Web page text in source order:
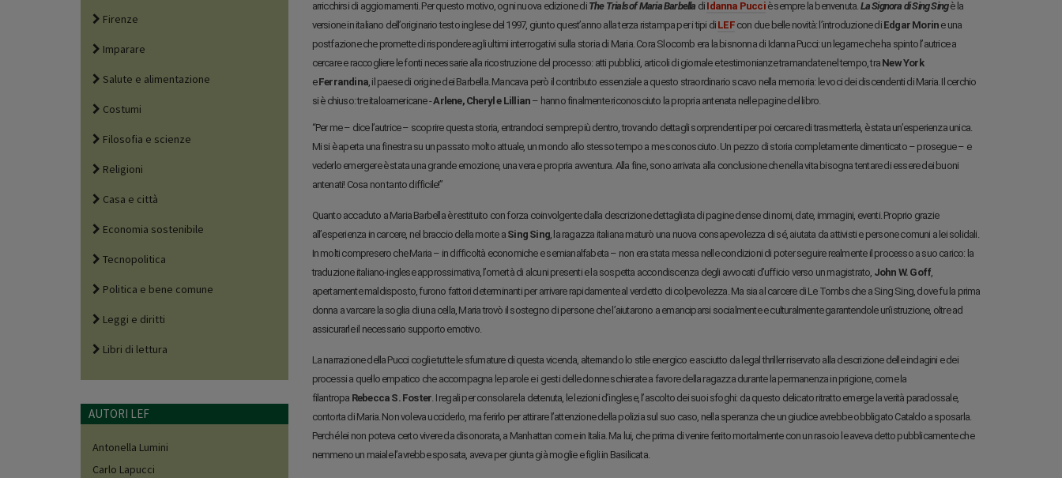
arricchirsi di aggiornamenti. Per questo motivo, ogni nuova edizione di The Trials of Maria Barbella di Idanna Pucciè sempre la benvenuta. La Signora di Sing Singè la
versione in italiano dell’originario testo inglese del 1997, giunto quest’anno alla terza ristampa per i tipi di LEFcon due belle novità: l’introduzione di Edgar Morin e una
postfazione che promette di rispondere agli ultimi interrogativi sulla storia di Maria. Cora Slocomb era la bisnonna di Idanna Pucci: un legame che ha spinto l’autrice a
cercare e raccogliere le fonti necessarie alla ricostruzione del processo: atti pubblici, articoli di giornale e testimonianze tramandate nel tempo, tra New York
eFerrandina, il paese di origine dei Barbella. Mancava però il contributo essenziale a questo straordinario scavo nella memoria: le voci dei discendenti di Maria. Il cerchio
si è chiuso: tre italoamericane -Arlene, Cheryl e Lillian – hanno finalmente riconosciuto la propria antenata nelle pagine del libro.
“Per me – dice l’autrice – scoprire questa storia, entrandoci sempre più dentro, trovando dettagli sorprendenti per poi cercare di trasmetterla, è stata un’esperienza unica.
Mi si è aperta una finestra su un passato molto attuale, un mondo allo stesso tempo a me sconosciuto. Un pezzo di storia completamente dimenticato – prosegue – e
vederlo emergere è stata una grande emozione, una vera e propria avventura. Alla fine, sono arrivata alla conclusione che nella vita bisogna tentare di essere dei buoni
antenati! Cosa non tanto difficile!”
Quanto accaduto a Maria Barbella è restituito con forza coinvolgente dalla descrizione dettagliata di pagine dense di nomi, date, immagini, eventi. Proprio grazie
all’esperienza in carcere, nel braccio della morte a Sing Sing, la ragazza italiana maturò una nuova consapevolezza di sé, aiutata da attivisti e persone comuni a lei solidali.
In molti compresero che Maria – in difficoltà economiche e semianalfabeta – non era stata messa nelle condizioni di poter seguire realmente il processo a suo carico: la
traduzione italiano-inglese approssimativa, l’omertà di alcuni presenti e la sospetta accondiscenza degli avvocati d’ufficio verso un magistrato, John W. Goff
apertamente maldisposto, furono fattori determinanti per arrivare rapidamente al verdetto di colpevolezza. Ma sia al carcere di Le Tombs che a Sing Sing, dove fu la prima
donna a varcare la soglia di una cella, Maria trovò il sostegno di persone che l’aiutarono a emanciparsi socialmente e culturalmente garantendole un’istruzione, oltre ad
assicurarle il necessario supporto emotivo.
La narrazione della Pucci coglie tutte le sfumature di questa vicenda, alternando lo stile energico e asciutto da legal thriller riservato alla descrizione delle indagini e dei
processi a quello empatico che accompagna le parole e i gesti delle donne schierate a favore della ragazza durante la permanenza in prigione, come la
filantropa Rebecca S. Foster . I regali per consolare la detenuta, le lezioni d’inglese, l’ascolto dei suoi sfoghi: da questo delicato ritratto emerge la verità paradossale,
contorta di Maria. Non voleva ucciderlo, ma ferirlo per attirare l’attenzione della polizia sul suo caso, nella speranza che un giudice avrebbe obbligato Cataldo a sposarla.
Perché lei non poteva certo vivere da disonorata, a Manhattan come in Italia. Ma lui, che prima di venire ferito mortalmente con un rasoio le aveva detto pubblicamente che
nemmeno un maiale l’avrebbe sposata, aveva per giunta già moglie e figli in Basilicata.
Firenze
Imparare
Salute e alimentazione
Costumi
Filosofia e scienze
Religioni
Casa e città
Economia sostenibile
Tecnopolitica
Politica e bene comune
Leggi e diritti
Libri di lettura
AUTORI LEF
Antonella Lumini
Carlo Lapucci